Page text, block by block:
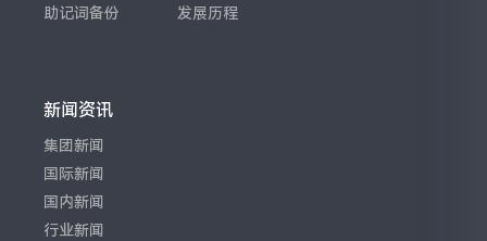
助记词备份
发展历程
新闻资讯
集团新闻
国际新闻
国内新闻
行业新闻